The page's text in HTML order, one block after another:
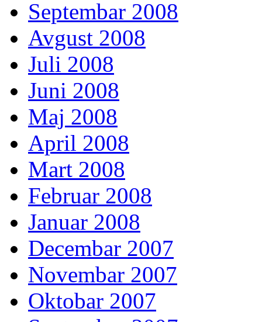
Septembar 2008
Avgust 2008
Juli 2008
Juni 2008
Maj 2008
April 2008
Mart 2008
Februar 2008
Januar 2008
Decembar 2007
Novembar 2007
Oktobar 2007